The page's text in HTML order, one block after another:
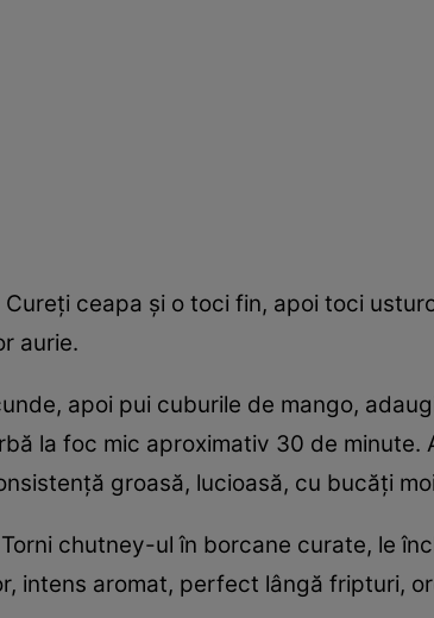
ceapa și o toci fin, apoi toci
aurie.
apoi pui cuburile de mango,
la foc mic aproximativ 30 de minute.
groasă, lucioasă, cu bucăți
chutney-ul în borcane curate, le
intens aromat, perfect lângă fripturi,